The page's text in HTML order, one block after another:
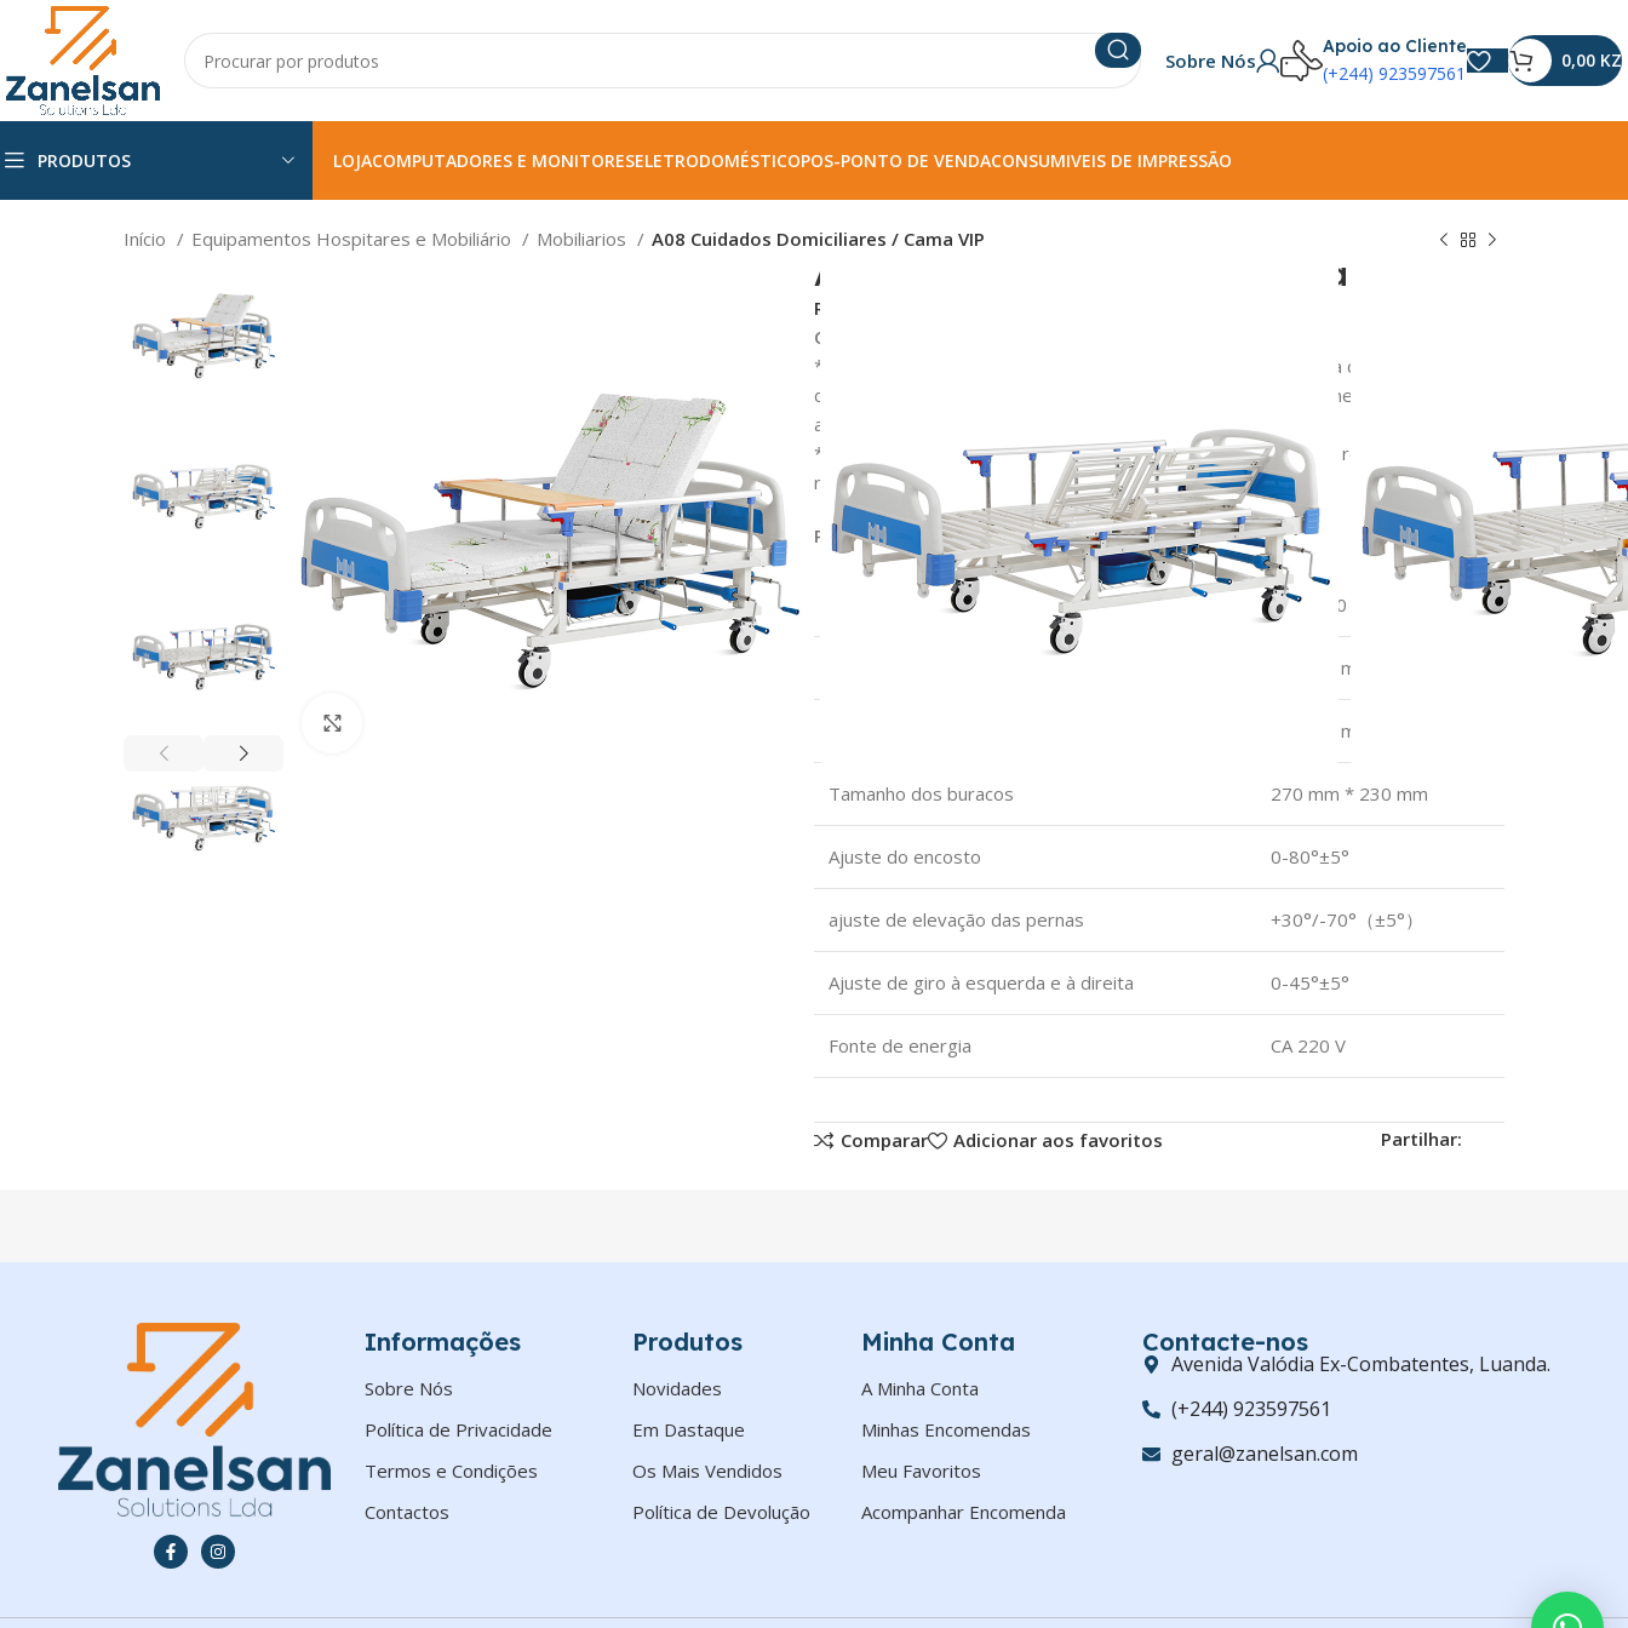
Sobre Nós
Apoio ao Cliente
(+244) 923597561
0,00 KZ
PRODUTOS LOJACOMPUTADORES E MONITORESELETRODOMÉSTICOPOS-PONTO DE VENDACONSUMIVEIS DE IMPRESSÃO
Início Equipamentos Hospitares e Mobiliário Mobiliarios A08 Cuidados Domiciliares / Cama VIP
A08 Cuidados Domiciliares / Cama VIP
REF:
Controle de qualidade importante
* Construída com incrível atenção aos detalhes, esta cama para cuidados
domiciliares é versátil o suficiente para acomodar confortavelmente qualquer
aspecto da vida cotidiana.
* Adequada para uso em enfermarias de alto padrão, casas de repouso, casas de
repouso e centros de atendimento a idosos.
Parâmetros técnicos
Comprimento da cama 2070±10 mm
960±10 mm
480±50 mm
Tamanho dos buracos 270 mm * 230 mm
Ajuste do encosto 0-80°±5°
ajuste de elevação das pernas +30°/-70°（±5°）
Ajuste de giro à esquerda e à direita 0-45°±5°
Fonte de energia CA 220 V
Comparar Adicionar aos favoritos Partilhar:
Informações
Sobre Nós
Política de Privacidade
Termos e Condições
Contactos
Produtos
Novidades
Em Dastaque
Os Mais Vendidos
Política de Devolução
Minha Conta
A Minha Conta
Minhas Encomendas
Meu Favoritos
Acompanhar Encomenda
Contacte-nos
Avenida Valódia Ex-Combatentes, Luanda.
(+244) 923597561
geral@zanelsan.com